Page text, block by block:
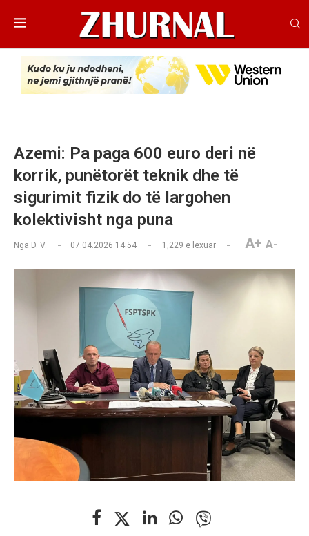
Azemi: Pa paga 600 euro deri në
korrik, punëtorët teknik dhe të
sigurimit fizik do të largohen
kolektivisht nga puna
Nga D. V. 07.04.2026 14:54 1,229 e lexuar A+ A-